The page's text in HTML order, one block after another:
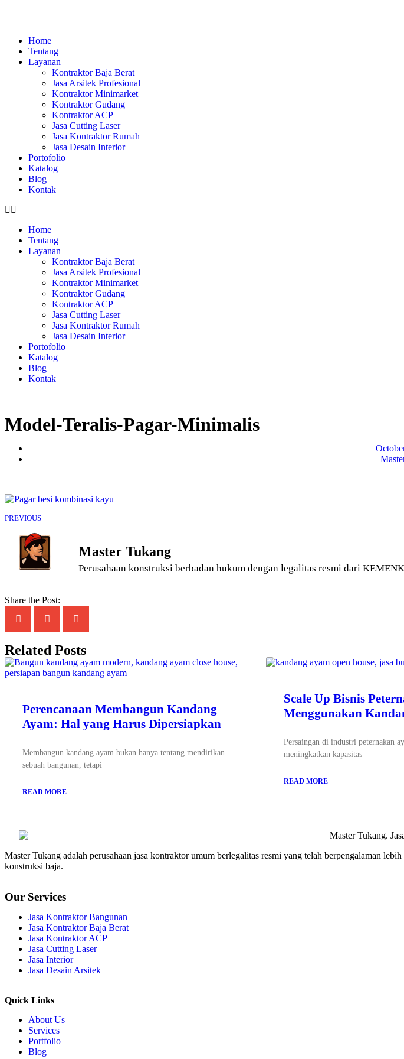
Home
Tentang
Layanan
Kontraktor Baja Berat
Jasa Arsitek Profesional
Kontraktor Minimarket
Kontraktor Gudang
Kontraktor ACP
Jasa Cutting Laser
Jasa Kontraktor Rumah
Jasa Desain Interior
Portofolio
Katalog
Blog
Kontak
Home
Tentang
Layanan
Kontraktor Baja Berat
Jasa Arsitek Profesional
Kontraktor Minimarket
Kontraktor Gudang
Kontraktor ACP
Jasa Cutting Laser
Jasa Kontraktor Rumah
Jasa Desain Interior
Portofolio
Katalog
Blog
Kontak
Model-Teralis-Pagar-Minimalis
PREVIOUS
Master Tukang
Perusahaan konstruksi berbadan hukum dengan legalitas resmi dari
Share the Post:
Related Posts
Perencanaan Membangun Kandang
Ayam: Hal yang Harus Dipersiapkan
Membangun kandang ayam bukan hanya tentang mendirikan
sebuah bangunan, tetapi
READ MORE
Scale Up Bisnis
Menggunakan
Persaingan di industri peternakan
meningkatkan kapasitas
READ MORE
Master Tukang adalah perusahaan jasa kontraktor umum berlegalitas resmi yang telah berpengalaman
konstruksi baja.
Our Services
Jasa Kontraktor Bangunan
Jasa Kontraktor Baja Berat
Jasa Kontraktor ACP
Jasa Cutting Laser
Jasa Interior
Jasa Desain Arsitek
Quick Links
About Us
Services
Portfolio
Blog